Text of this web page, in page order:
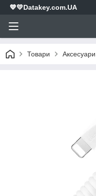
💙💛Datakey.com.UA
Товари